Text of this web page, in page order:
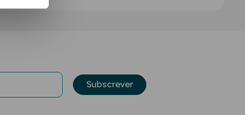
Subscrever